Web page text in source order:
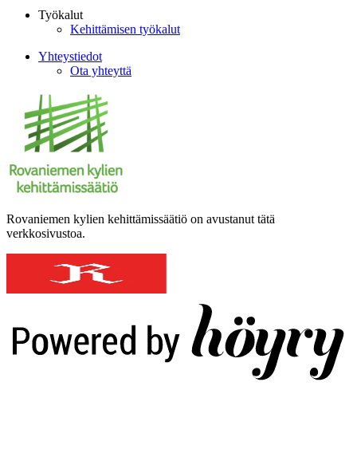
Työkalut
Kehittämisen työkalut
Yhteystiedot
Ota yhteyttä
Rovaniemen kylien kehittämissäätiö on avustanut tätä
verkkosivustoa.